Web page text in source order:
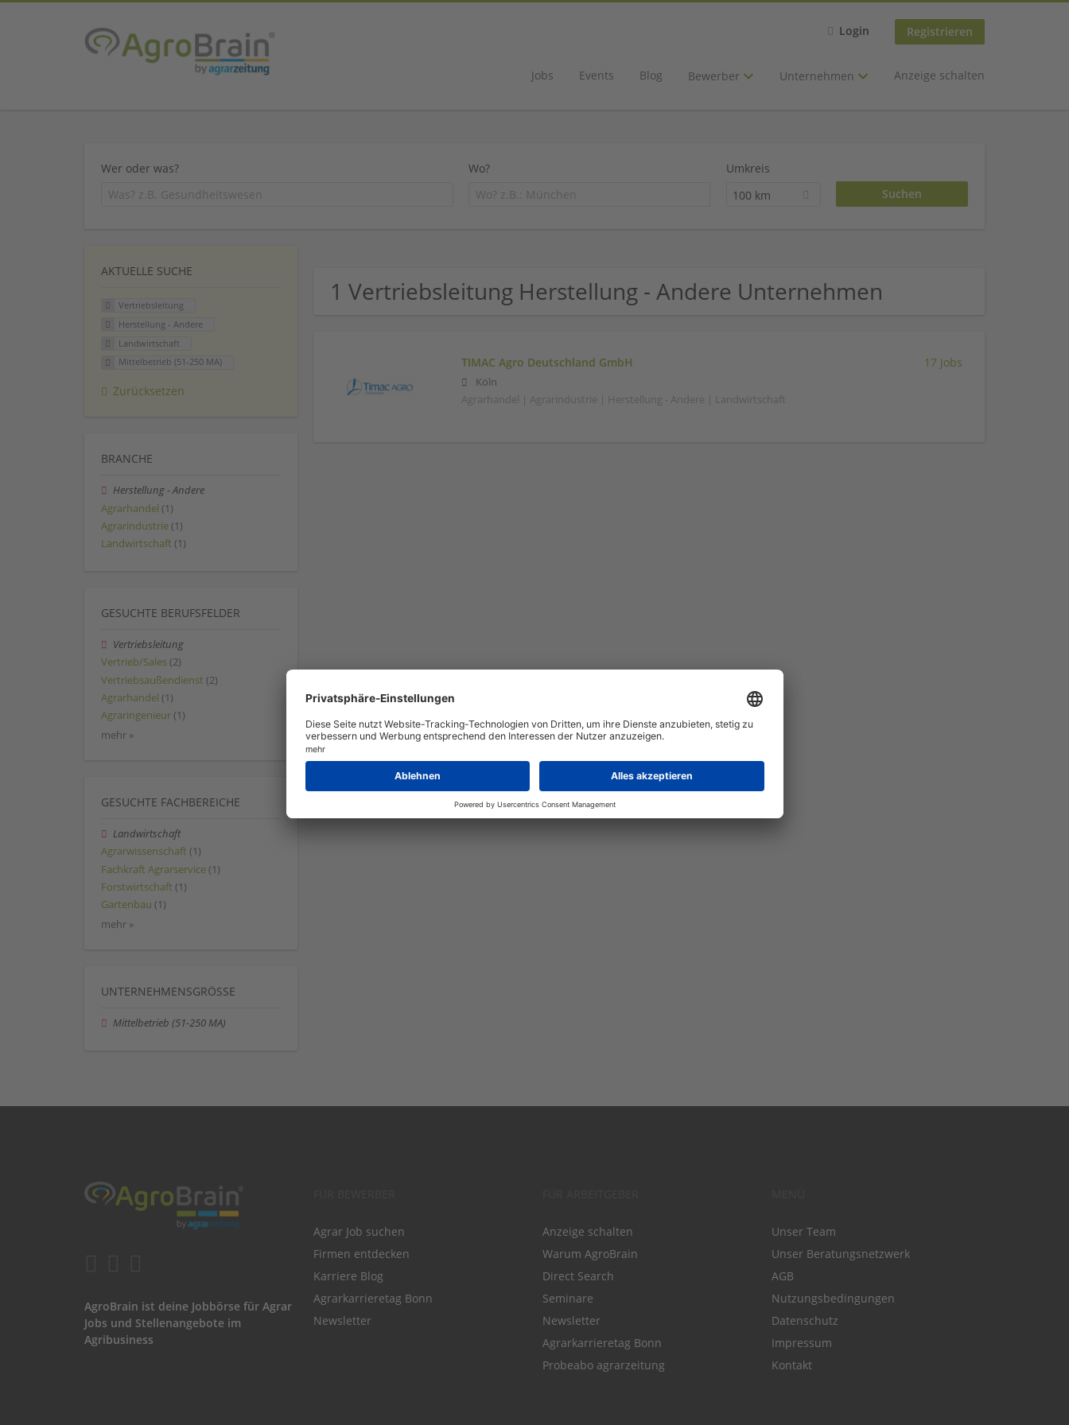
Login Registrieren
Jobs Events Blog Bewerber Unternehmen Anzeige schalten
Wer oder was? Wo?
Umkreis
100 km
1 Vertriebsleitung Herstellung - Andere Unternehmen
TIMAC Agro Deutschland GmbH
Köln
Agrarhandel | Agrarindustrie | Herstellung - Andere | Landwirtschaft
17 Jobs
AKTUELLE SUCHE
Vertriebsleitung
Herstellung - Andere
Landwirtschaft
Mittelbetrieb (51-250 MA)
Zurücksetzen
BRANCHE
Herstellung - Andere
Agrarhandel (1)
Agrarindustrie (1)
Landwirtschaft (1)
GESUCHTE BERUFSFELDER
Vertriebsleitung
Vertrieb/Sales (2)
Vertriebsaußendienst (2)
Agrarhandel (1)
Agraringenieur (1)
mehr »
GESUCHTE FACHBEREICHE
Landwirtschaft
Agrarwissenschaft (1)
Fachkraft Agrarservice (1)
Forstwirtschaft (1)
Gartenbau (1)
mehr »
UNTERNEHMENSGRÖSSE
Mittelbetrieb (51-250 MA)
AgroBrain ist deine Jobbörse für Agrar
Jobs und Stellenangebote im
Agribusiness
Agrar Job suchen
Firmen entdecken
Karriere Blog
Agrarkarrieretag Bonn
Newsletter
Anzeige schalten
Warum AgroBrain
Direct Search
Seminare
Newsletter
Agrarkarrieretag Bonn
Probeabo agrarzeitung
Unser Team
Unser Beratungsnetzwerk
AGB
Nutzungsbedingungen
Datenschutz
Impressum
Kontakt